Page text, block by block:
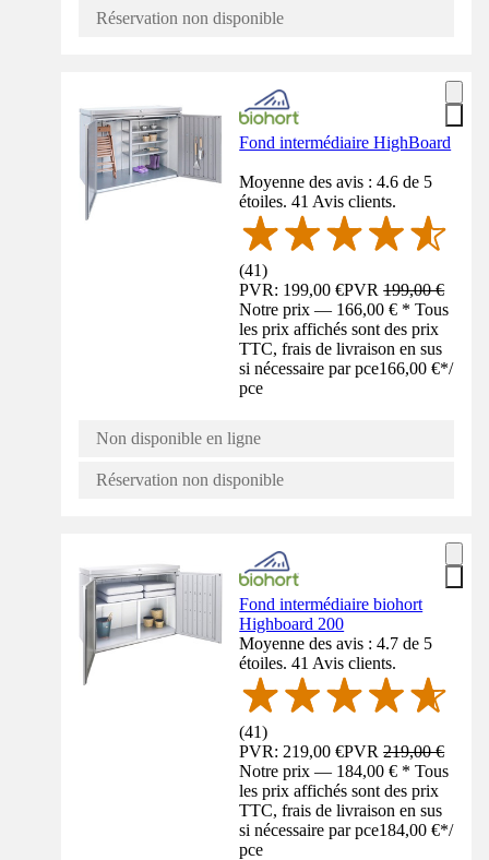
Réservation non disponible
Fond intermédiaire HighBoard
Moyenne des avis : 4.6 de 5
étoiles. 41 Avis clients.
(41)
PVR: 199,00 €PVR199,00 €
Notre prix — 166,00 € * Tous
les prix affichés sont des prix
TTC, frais de livraison en sus
si nécessaire par pce166,00 €*/
pce
Non disponible en ligne
Réservation non disponible
Fond intermédiaire biohort
Highboard 200
Moyenne des avis : 4.7 de 5
étoiles. 41 Avis clients.
(41)
PVR: 219,00 €PVR219,00 €
Notre prix — 184,00 € * Tous
les prix affichés sont des prix
TTC, frais de livraison en sus
si nécessaire par pce184,00 €*/
pce